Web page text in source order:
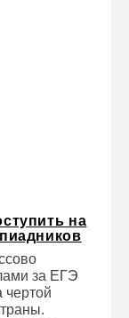
на
за ЕГЭ
чертой